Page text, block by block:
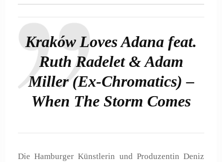
Kraków Loves Adana feat.
Ruth Radelet & Adam
Miller (Ex-Chromatics) –
When The Storm Comes
Die Hamburger Künstlerin und Produzentin Deniz